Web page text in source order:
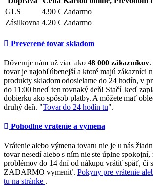
GLS
4.90 € Zadarmo
Zásilkovna 4.20 € Zadarmo
Preverené tovar skladom
Dôveruje nám už viac ako 48 000 zákazníkov.
tovar je najobľúbenejší a ktoré majú zákazníci
produkty skladom odosielame do 24 hodín, v
do 11:00 hneď ten rovnaký deň! Stačí, keď
dobierku ako spôsob platby. A môžete mať
druhý deň. "Tovar do 24 hodín tu".
Pohodlné vrátenie a výmena
Vrátenie alebo výmena tovaru nie je u nás
tovar nesedí alebo s ním nie ste úplne spokojní,
problémov do 14 dní od nákupu vrátiť späť, či
ZADARMO vymeniť. Pokyny pre vrátenie
tu na stránke .